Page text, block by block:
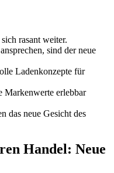
rasant weiter.
sind der neue
Ladenkonzepte für
erlebbar
das neue Gesicht des
Handel: Neue